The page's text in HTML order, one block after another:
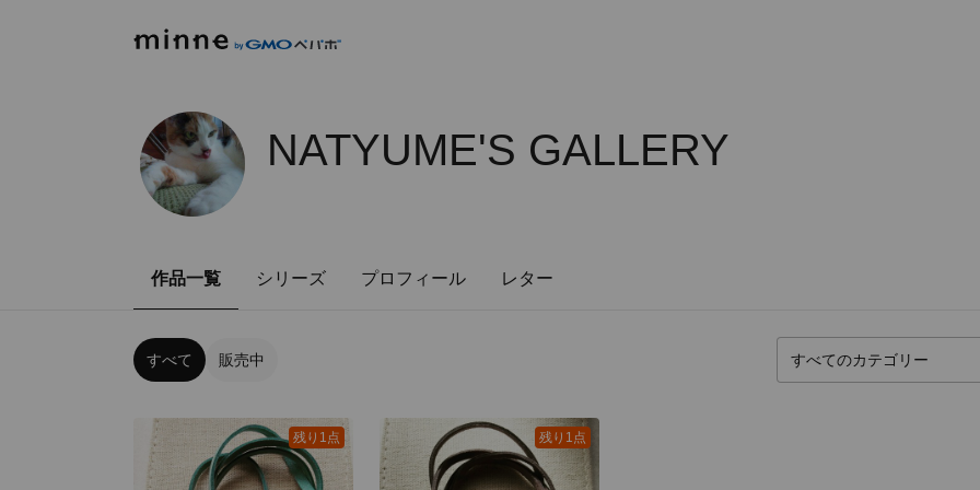
NATYUME'S GALLERY
作品一覧 シリーズ プロフィール レター
すべて 販売中
残り1点 残り1点